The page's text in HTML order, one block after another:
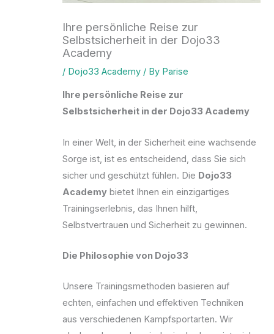
Ihre persönliche Reise zur
Selbstsicherheit in der Dojo33
Academy
/ Dojo33 Academy / By Parise
Ihre persönliche Reise zur
Selbstsicherheit in der Dojo33 Academy
In einer Welt, in der Sicherheit eine wachsende
Sorge ist, ist es entscheidend, dass Sie sich
sicher und geschützt fühlen. Die Dojo33
Academy bietet Ihnen ein einzigartiges
Trainingserlebnis, das Ihnen hilft,
Selbstvertrauen und Sicherheit zu gewinnen.
Die Philosophie von Dojo33
Unsere Trainingsmethoden basieren auf
echten, einfachen und effektiven Techniken
aus verschiedenen Kampfsportarten. Wir